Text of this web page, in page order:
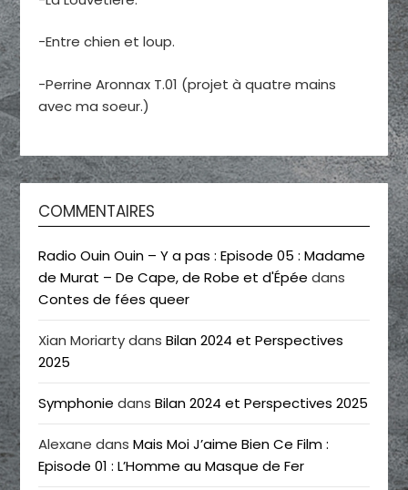
-Entre chien et loup.
-Perrine Aronnax T.01 (projet à quatre mains
avec ma soeur.)
COMMENTAIRES
Radio Ouin Ouin – Y a pas : Episode 05 : Madame
de Murat – De Cape, de Robe et d'Épée dans
Contes de fées queer
Xian MoriartydansBilan 2024 et Perspectives
2025
Symphonie dansBilan 2024 et Perspectives 2025
Alexane dansMais Moi J’aime Bien Ce Film :
Episode 01 : L’Homme au Masque de Fer